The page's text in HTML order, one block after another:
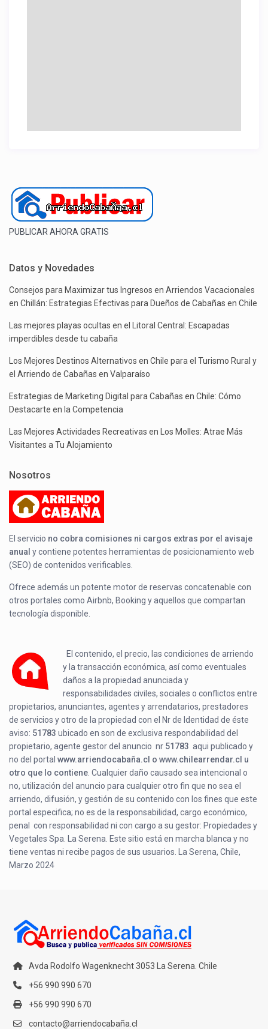
PUBLICAR AHORA GRATIS
Datos y Novedades
Consejos para Maximizar tus Ingresos en Arriendos Vacacionales
en Chillán: Estrategias Efectivas para Dueños de Cabañas en Chile
Las mejores playas ocultas en el Litoral Central: Escapadas
imperdibles desde tu cabaña
Los Mejores Destinos Alternativos en Chile para el Turismo Rural y
el Arriendo de Cabañas en Valparaíso
Estrategias de Marketing Digital para Cabañas en Chile: Cómo
Destacarte en la Competencia
Las Mejores Actividades Recreativas en Los Molles: Atrae Más
Visitantes a Tu Alojamiento
Nosotros
El servicio no cobra comisiones ni cargos extras por el avisaje
anual y contiene potentes herramientas de posicionamiento web
(SEO) de contenidos verificables.
Ofrece además un potente motor de reservas concatenable con
otros portales como Airbnb, Booking y aquellos que compartan
tecnología disponible.
El contenido, el precio, las condiciones de arriendo
y la transacción económica, así como eventuales
daños a la propiedad anunciada y
responsabilidades civiles, sociales o conflictos entre
propietarios, anunciantes, agentes y arrendatarios, prestadores
de servicios y otro de la propiedad con el Nr de Identidad de éste
aviso: 51783 ubicado enson de exclusiva respondabilidad del
propietario, agente gestor del anuncio nr 51783 aqui publicado y
no del portalwww.arriendocabaña.cl o www.chilearrendar.cl u
otro que lo contiene . Cualquier daño causado sea intencional o
no, utilización del anuncio para cualquier otro fin que no sea el
arriendo, difusión, y gestión de su contenido con los fines que este
portal especifica; no es de la responsabilidad, cargo económico,
penal con responsabilidad ni con cargo a su gestor: Propiedades y
Vegetales Spa. La Serena. Este sitio está en marcha blanca y no
tiene ventas ni recibe pagos de sus usuarios. La Serena, Chile,
Marzo 2024
Avda Rodolfo Wagenknecht 3053 La Serena. Chile
+56 990 990 670
+56 990 990 670
contacto@arriendocabaña.cl